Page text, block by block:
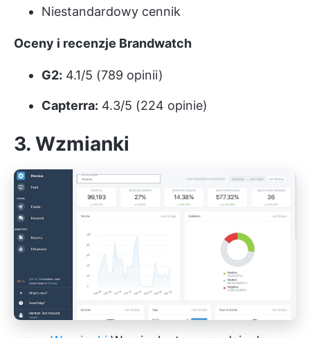
Niestandardowy cennik
Oceny i recenzje Brandwatch
G2: 4.1/5 (789 opinii)
Capterra: 4.3/5 (224 opinie)
3. Wzmianki